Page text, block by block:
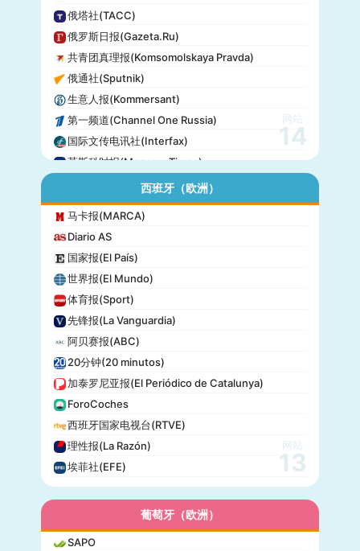
俄塔社(TACC)
俄罗斯日报(Gazeta.Ru)
共青团真理报(Komsomolskaya Pravda)
俄通社(Sputnik)
生意人报(Kommersant)
第一频道(Channel One Russia)
国际文传电讯社(Interfax)
莫斯科时报(Moscow Times)
网站
14
西班牙（欧洲）
马卡报(MARCA)
Diario AS
国家报(El País)
世界报(El Mundo)
体育报(Sport)
先锋报(La Vanguardia)
阿贝赛报(ABC)
20分钟(20 minutos)
加泰罗尼亚报(El Periódico de Catalunya)
ForoCoches
西班牙国家电视台(RTVE)
理性报(La Razón)
埃菲社(EFE)
网站
13
葡萄牙（欧洲）
SAPO